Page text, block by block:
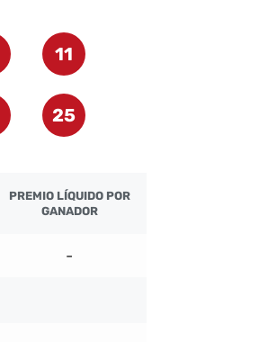
11
25
PREMIO LÍQUIDO POR
GANADOR
-